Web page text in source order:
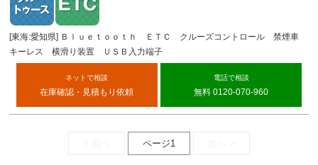
[東海:愛知県] Ｂｌｕｅｔｏｏｔｈ ＥＴＣ クルーズコントロール 禁煙車
キーレス 横滑り装置 ＵＳＢ入力端子
ネットで相談
在庫確認・見積もり依頼
電話で相談
無料 0120-070-960
ページ1